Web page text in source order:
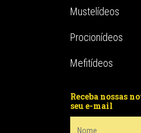
Mustelídeos
Procionídeos
Mefitídeos
Receba nossas
seu e-mail